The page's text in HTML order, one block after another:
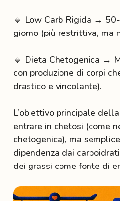
🔹 Low Carb Rigida →
giorno (più restrittiva, ma
🔹 Dieta Chetogenica →
con produzione di corpi
drastico e vincolante).
L’obiettivo principale
entrare in chetosi (come
chetogenica), ma
dipendenza dai
dei grassi come fonte di